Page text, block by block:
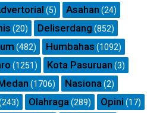
(5) Asahan (24)
(20) Deliserdang (852)
(482) Humbahas (1092)
(1251) Kota Pasuruan (3)
(1706) Nasiona (2)
Olahraga (289) Opini (17)